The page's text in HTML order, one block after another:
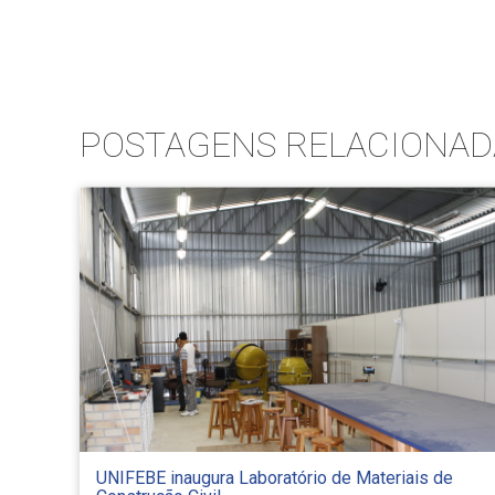
POSTAGENS
UNIFEBE inaugura Laboratório de Materiais de